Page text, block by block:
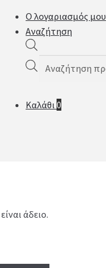
Ο λογαριασμός μου
Αναζήτηση
Products
search
Καλάθι0
άδειο.